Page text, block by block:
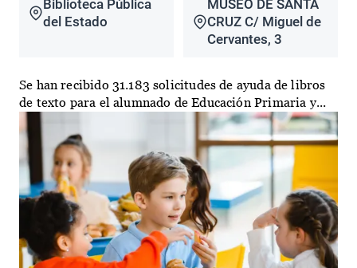
Biblioteca Pública
del Estado
MUSEO DE SANTA
CRUZ C/ Miguel de
Cervantes, 3
Se han recibido 31.183 solicitudes de ayuda de libros
de texto para el alumnado de Educación Primaria y...